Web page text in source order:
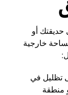
أو
خارجية
تظليل في
منطقة